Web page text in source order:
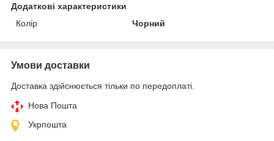
Додаткові характеристики
Колір
Чорний
Умови доставки
Доставка здійснюється тільки по передоплаті.
Нова Пошта
Укрпошта